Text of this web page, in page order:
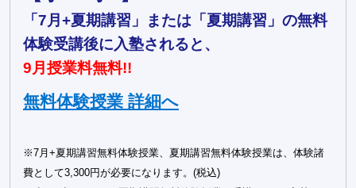
「7月+夏期講習」または「夏期講習」の無料
体験受講後に入塾されると、
9月授業料無料!!
無料体験授業 詳細へ
※7月+夏期講習無料体験授業、夏期講習無料体験授業は、体験諸
費として3,300円が必要になります。(税込)